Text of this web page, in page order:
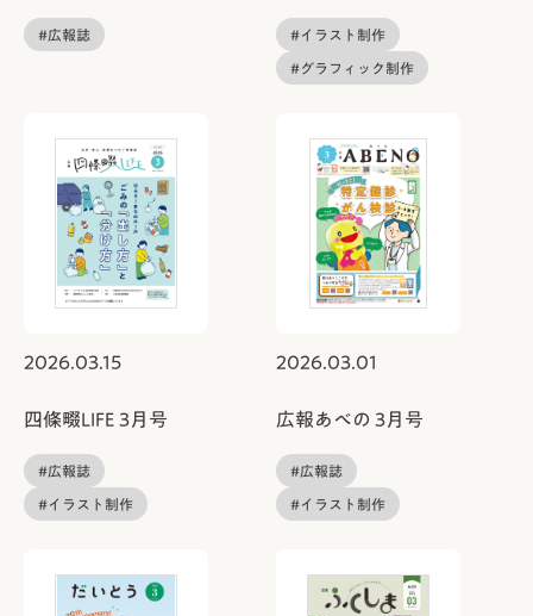
#広報誌 #イラスト制作
#グラフィック制作
2026.03.15
四條畷LIFE 3月号
#広報誌
#イラスト制作
2026.03.01
広報あべの 3月号
#広報誌
#イラスト制作